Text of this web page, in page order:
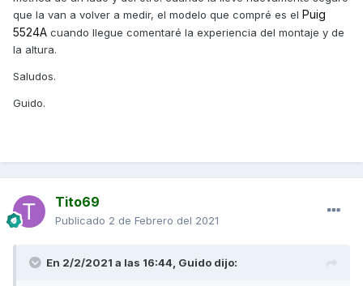
que la van a volver a medir, el modelo que compré es el Puig
5524A cuando llegue comentaré la experiencia del montaje y de
la altura.
Saludos.
Guido.
Tito69
Publicado 2 de Febrero del 2021
En 2/2/2021 a las 16:44, Guido dijo: